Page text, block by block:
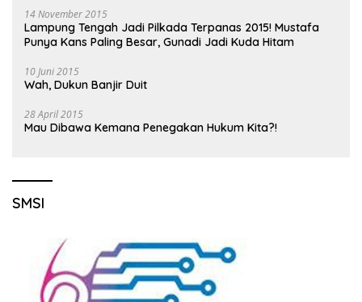
14 November 2015
Lampung Tengah Jadi Pilkada Terpanas 2015! Mustafa
Punya Kans Paling Besar, Gunadi Jadi Kuda Hitam
10 Juni 2015
Wah, Dukun Banjir Duit
28 April 2015
Mau Dibawa Kemana Penegakan Hukum Kita?!
SMSI